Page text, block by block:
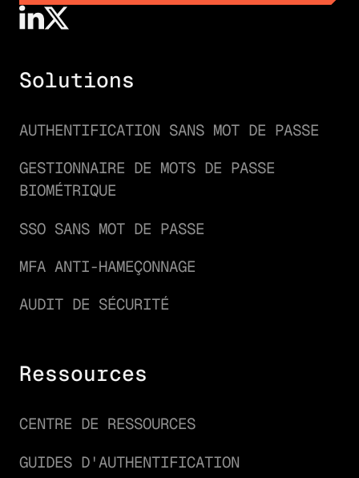
Solutions
AUTHENTIFICATION SANS MOT DE PASSE
GESTIONNAIRE DE MOTS DE PASSE
BIOMÉTRIQUE
SSO SANS MOT DE PASSE
MFA ANTI-HAMEÇONNAGE
AUDIT DE SÉCURITÉ
Ressources
CENTRE DE RESSOURCES
GUIDES D'AUTHENTIFICATION